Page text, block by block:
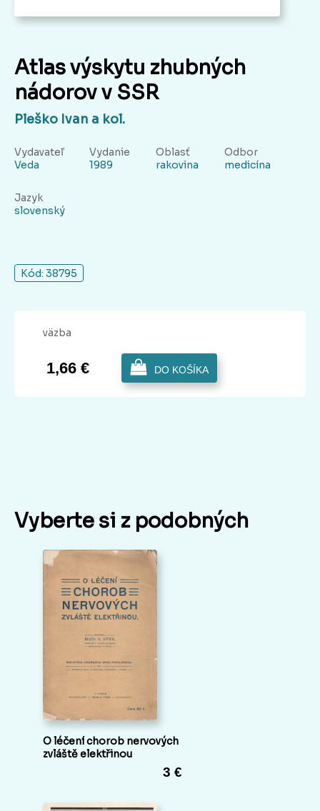
Atlas výskytu zhubných
nádorov v SSR
Pleško Ivan a kol.
Vydavateľ
Veda
Vydanie
1989
Oblasť
rakovina
Odbor
medicína
Jazyk
slovenský
Kód: 38795
väzba
1,66 € DO KOŠÍKA
Vyberte si z podobných
O léčení chorob nervových
zvláště elektřinou
3 €